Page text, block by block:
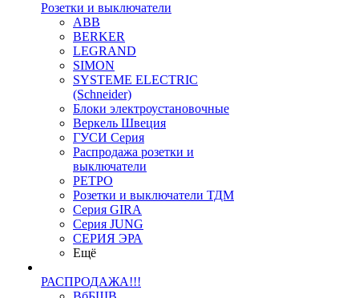
Розетки и выключатели
ABB
BERKER
LEGRAND
SIMON
SYSTEME ELECTRIC
(Schneider)
Блоки электроустановочные
Веркель Швеция
ГУСИ Серия
Распродажа розетки и
выключатели
РЕТРО
Розетки и выключатели ТДМ
Серия GIRA
Серия JUNG
СЕРИЯ ЭРА
Ещё
РАСПРОДАЖА!!!